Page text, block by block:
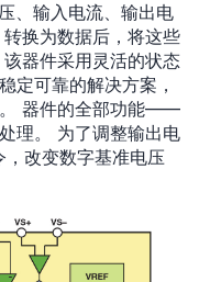
、输入电流、输出电
换为数据后，将这些
器件采用灵活的状态
定可靠的解决方案，
。 器件的全部功能——
理。 为了调整输出电
改变数字基准电压